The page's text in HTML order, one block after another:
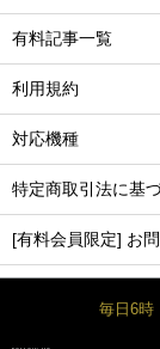
有料記事一覧
利用規約
対応機種
特定商取引法に基
[有料会員限定] お
毎日6時